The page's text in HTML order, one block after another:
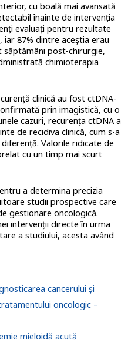
cu boală mai avansată
înainte de intervenția
evaluați pentru rezultate
iar 87% dintre aceștia erau
post-chirurgie,
chimioterapia
clinică au fost ctDNA-
prin imagistică, cu o
cazuri, recurența ctDNA a
de recidiva clinică, cum s-a
Valorile ridicate de
cu un timp mai scurt
a determina precizia
studii prospective care
gestionare oncologică.
intervenții directe în urma
a studiului, acesta având
cancerului și
oncologic –
mieloidă acută